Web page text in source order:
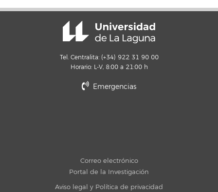
Tel. Centralita: (+34) 922 31 90 00
Horario: L-V, 8:00 a 21:00 h
Emergencias
Correo electrónico
Portal de la Investigación
Aviso legal y Política de privacidad